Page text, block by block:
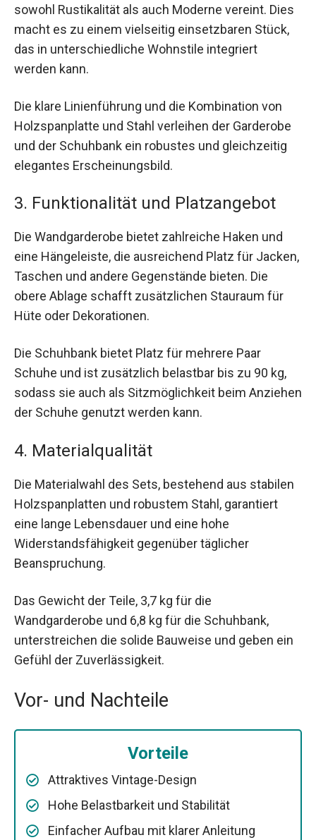
sowohl Rustikalität als auch Moderne vereint. Dies
macht es zu einem vielseitig einsetzbaren Stück,
das in unterschiedliche Wohnstile integriert
werden kann.
Die klare Linienführung und die Kombination von
Holzspanplatte und Stahl verleihen der Garderobe
und der Schuhbank ein robustes und gleichzeitig
elegantes Erscheinungsbild.
3. Funktionalität und Platzangebot
Die Wandgarderobe bietet zahlreiche Haken und
eine Hängeleiste, die ausreichend Platz für Jacken,
Taschen und andere Gegenstände bieten. Die
obere Ablage schafft zusätzlichen Stauraum für
Hüte oder Dekorationen.
Die Schuhbank bietet Platz für mehrere Paar
Schuhe und ist zusätzlich belastbar bis zu 90 kg,
sodass sie auch als Sitzmöglichkeit beim Anziehen
der Schuhe genutzt werden kann.
4. Materialqualität
Die Materialwahl des Sets, bestehend aus stabilen
Holzspanplatten und robustem Stahl, garantiert
eine lange Lebensdauer und eine hohe
Widerstandsfähigkeit gegenüber täglicher
Beanspruchung.
Das Gewicht der Teile, 3,7 kg für die
Wandgarderobe und 6,8 kg für die Schuhbank,
unterstreichen die solide Bauweise und geben ein
Gefühl der Zuverlässigkeit.
Vor- und Nachteile
Vorteile
Attraktives Vintage-Design
Hohe Belastbarkeit und Stabilität
Einfacher Aufbau mit klarer Anleitung